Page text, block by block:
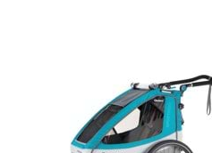
Sportrex1
Petrol
Q-SR1-21-P